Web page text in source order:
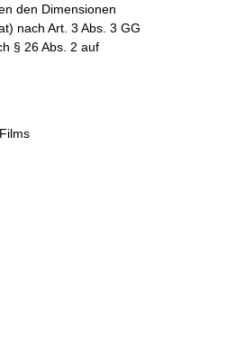
den Dimensionen
nach Art. 3 Abs. 3 GG
§ 26 Abs. 2 auf